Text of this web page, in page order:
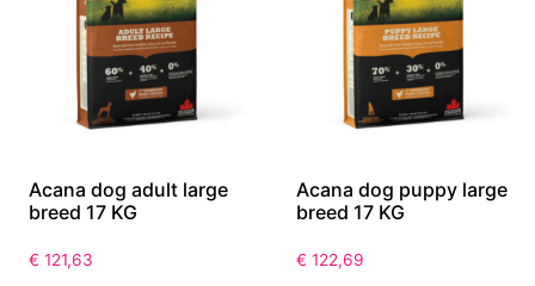
Acana dog adult large
breed 17 KG
€ 121,63
Acana dog puppy large
breed 17 KG
€ 122,69